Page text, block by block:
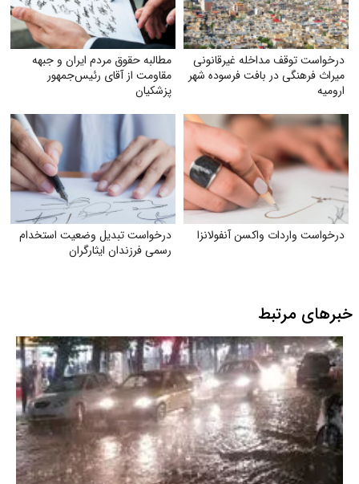
درخواست توقف مداخله غیرقانونی
میراث فرهنگی در بافت فرسوده شهر
ارومیه
مطالبه حقوق مردم ایران و جبهه
مقاومت از آقای رئیس‌جمهور
پزشکیان
درخواست واردات واکسن آنفولانزا
درخواست تبدیل وضعیت استخدام
رسمی فرزندان ایثارگران
خبرهای مرتبط